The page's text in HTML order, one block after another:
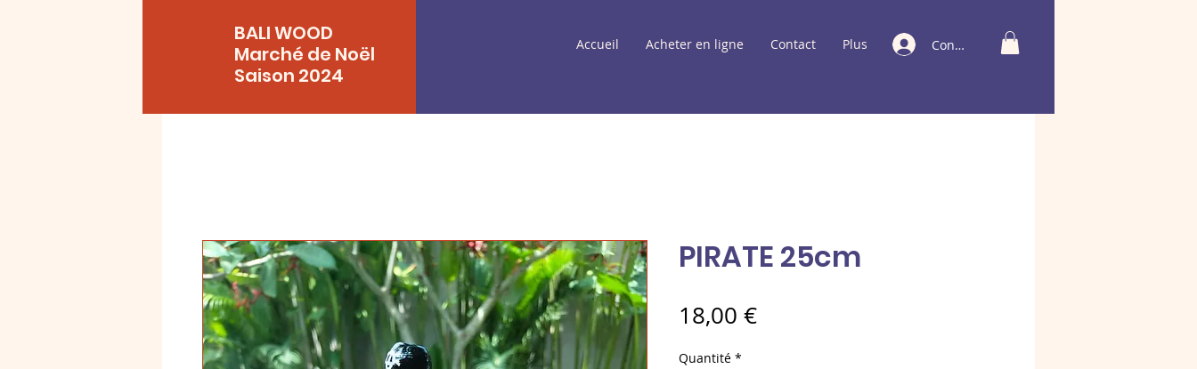
BALI WOOD
Marché de Noël
Saison 2024
Accueil Acheter en ligne Contact Plus Connexion
PIRATE 25cm
18,00 €Prix
Quantité *